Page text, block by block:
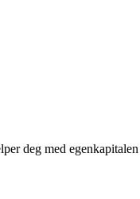
deg med